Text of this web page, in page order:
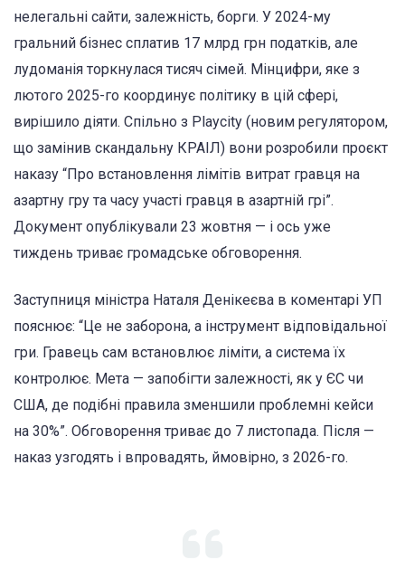
нелегальні сайти, залежність, борги. У 2024-му
гральний бізнес сплатив 17 млрд грн податків, але
лудоманія торкнулася тисяч сімей. Мінцифри, яке з
лютого 2025-го координує політику в цій сфері,
вирішило діяти. Спільно з Playcity (новим регулятором,
що замінив скандальну КРАІЛ) вони розробили проєкт
наказу “Про встановлення лімітів витрат гравця на
азартну гру та часу участі гравця в азартній грі”.
Документ опублікували 23 жовтня — і ось уже
тиждень триває громадське обговорення.
Заступниця міністра Наталя Денікеєва в коментарі УП
пояснює: “Це не заборона, а інструмент відповідальної
гри. Гравець сам встановлює ліміти, а система їх
контролює. Мета — запобігти залежності, як у ЄС чи
США, де подібні правила зменшили проблемні кейси
на 30%”. Обговорення триває до 7 листопада. Після —
наказ узгодять і впровадять, ймовірно, з 2026-го.